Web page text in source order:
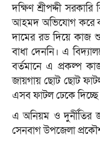
দক্ষিণ শ্রীপদ্দী
আহমদ অভিযোগ করে
দামের রড দিয়ে কাজ
বাধা দেননি। এ
বর্তমানে এ প্রকল্প
জায়গায় ছোট ছোট
এসব ফাটল ঢেকে
এ অনিয়ম ও দুর্নীতির
সেনবাগ উপজেলা